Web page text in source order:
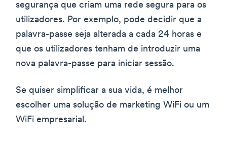
segurança que criam uma rede segura para os
utilizadores. Por exemplo, pode decidir que a
palavra-passe seja alterada a cada 24 horas e
que os utilizadores tenham de introduzir uma
nova palavra-passe para iniciar sessão.
Se quiser simplificar a sua vida, é melhor
escolher uma solução de marketing WiFi ou um
WiFi empresarial.